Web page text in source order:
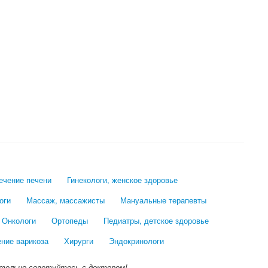
печени
Гинекологи, женское здоровье
Массаж, массажисты
Мануальные терапевты
Онкологи
Ортопеды
Педиатры, детское здоровье
варикоза
Хирурги Эндокринологи